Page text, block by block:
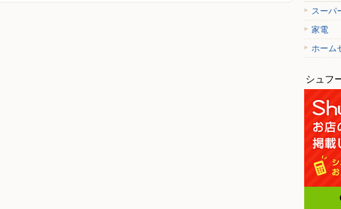
スーパ
家電
ホーム
シュフ